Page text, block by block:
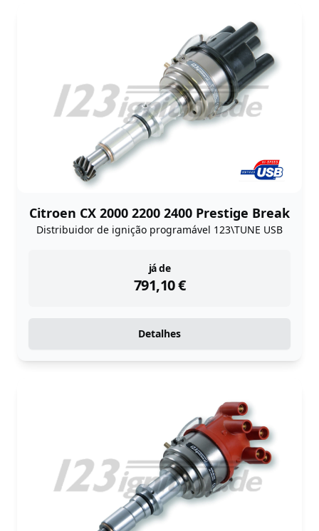
Citroen CX 2000 2200 2400 Prestige Break
Distribuidor de ignição programável 123\TUNE USB
já de
791,10€
instock
Detalhes